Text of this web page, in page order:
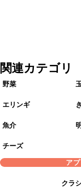
関連カテゴリ
野菜
エリンギ
魚介
チーズ
ア
クラ